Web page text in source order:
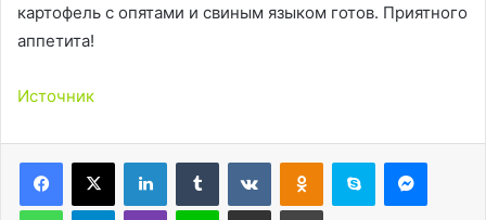
картофель с опятами и свиным языком готов. Приятного
аппетита!
Источник
LinkedInTumblr ВконтактеОдноклассники
Skype
WhatsAppTelegramViber Line Поделиться через электронную почту Печатать